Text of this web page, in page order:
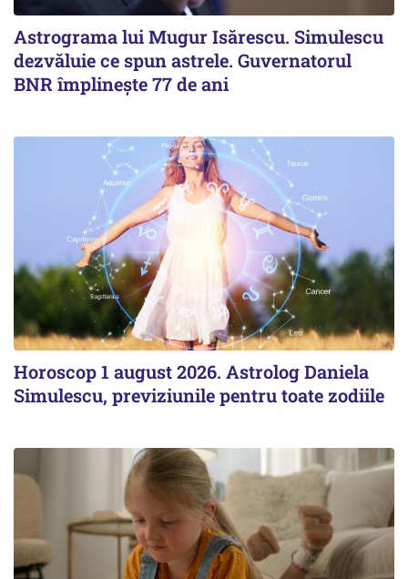
Astrograma lui Mugur Isărescu. Simulescu
dezvăluie ce spun astrele. Guvernatorul
BNR împlinește 77 de ani
Horoscop 1 august 2026. Astrolog Daniela
Simulescu, previziunile pentru toate zodiile